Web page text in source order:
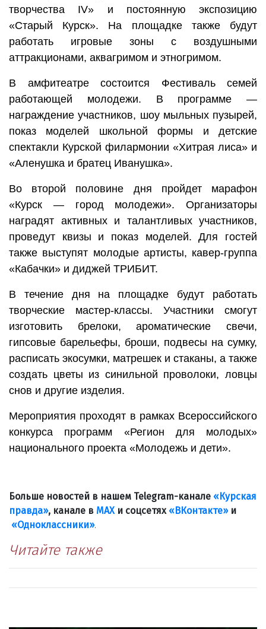
творчества IV» и постоянную экспозицию
«Старый Курск». На площадке также будут
работать игровые зоны с воздушными
аттракционами, аквагримом и этногримом.
В амфитеатре состоится Фестиваль семей
работающей молодежи. В программе —
награждение участников, шоу мыльных пузырей,
показ моделей школьной формы и детские
спектакли Курской филармонии «Хитрая лиса» и
«Аленушка и братец Иванушка».
Во второй половине дня пройдет марафон
«Курск — город молодежи». Организаторы
наградят активных и талантливых участников,
проведут квизы и показ моделей. Для гостей
также выступят молодые артисты, кавер-группа
«Кабачки» и диджей ТРИБИТ.
В течение дня на площадке будут работать
творческие мастер-классы. Участники смогут
изготовить брелоки, ароматические свечи,
гипсовые барельефы, броши, подвесы на сумку,
расписать экосумки, матрешек и стаканы, а также
создать цветы из синильной проволоки, ловцы
снов и другие изделия.
Мероприятия проходят в рамках Всероссийского
конкурса программ «Регион для молодых»
национального проекта «Молодежь и дети».
Больше новостей в нашем Telegram-канале «Курская
правда», канале в МАХ и соцсетях «ВКонтакте»и
«Одноклассники».
Читайте также